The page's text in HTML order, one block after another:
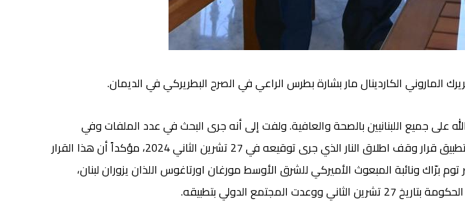
الماروني الكاردينال مار بشارة بطرس الراعيفي الصرح البطريركي في الديمان.
على جميع اللبنانيين بالصحة والعافية. ولفت إلى أنه جرى البحث في عدد الملفات وفي
مقدمها القرار التاريخي الذي اتخذته الحكومة في 5 و7 آب، والمتعلق بحصر السلاح بيد الدولة وتطبيق قرار وقف اطلاق النار الذي جرى توقيعه في 27 تشرين الثاني 2024، مؤكداً أن هذا القرار
برّاك ونائبة المبعوث الأميركي للشرق الأوسط مورغان اورتاغوس اللذان يزوران لبنان،
الدولي بتطبيقه.